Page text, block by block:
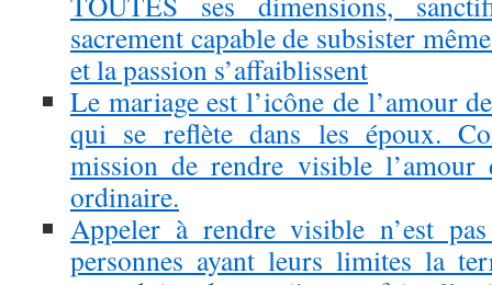
sacrement capable de subsister
et la passion s’affaiblissent
Le mariage est l’icône de l’amour
qui se reflète dans les époux.
mission de rendre visible
ordinaire.
Appeler à rendre visible n’est
personnes ayant leurs limites la